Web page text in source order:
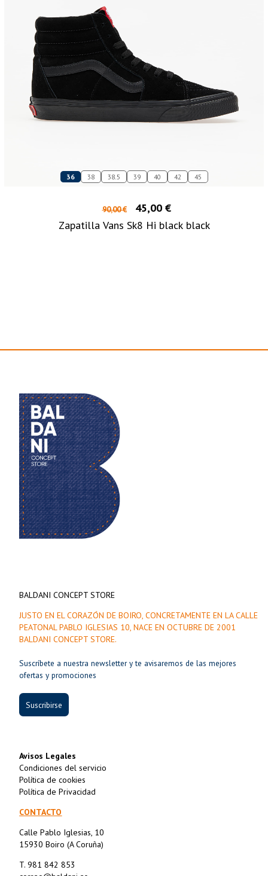
36 38 38.5 39 40 42 45
90,00 €
45,00 €
Zapatilla Vans Sk8 Hi black black
BALDANI CONCEPT STORE
JUSTO EN EL CORAZÓN DE BOIRO, CONCRETAMENTE EN LA CALLE
PEATONAL PABLO IGLESIAS 10, NACE EN OCTUBRE DE 2001
BALDANI CONCEPT STORE.
Suscríbete a nuestra newsletter y te avisaremos de las mejores
ofertas y promociones
Suscribirse
Avisos Legales
Condiciones del servicio
Política de cookies
Política de Privacidad
CONTACTO
Calle Pablo Iglesias, 10
15930 Boiro (A Coruña)
T. 981 842 853